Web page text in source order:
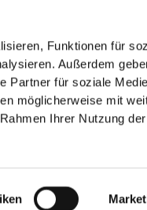
Funktionen für
Außerdem
Partner für soziale
möglicherweise mit
Ihrer Nutzung